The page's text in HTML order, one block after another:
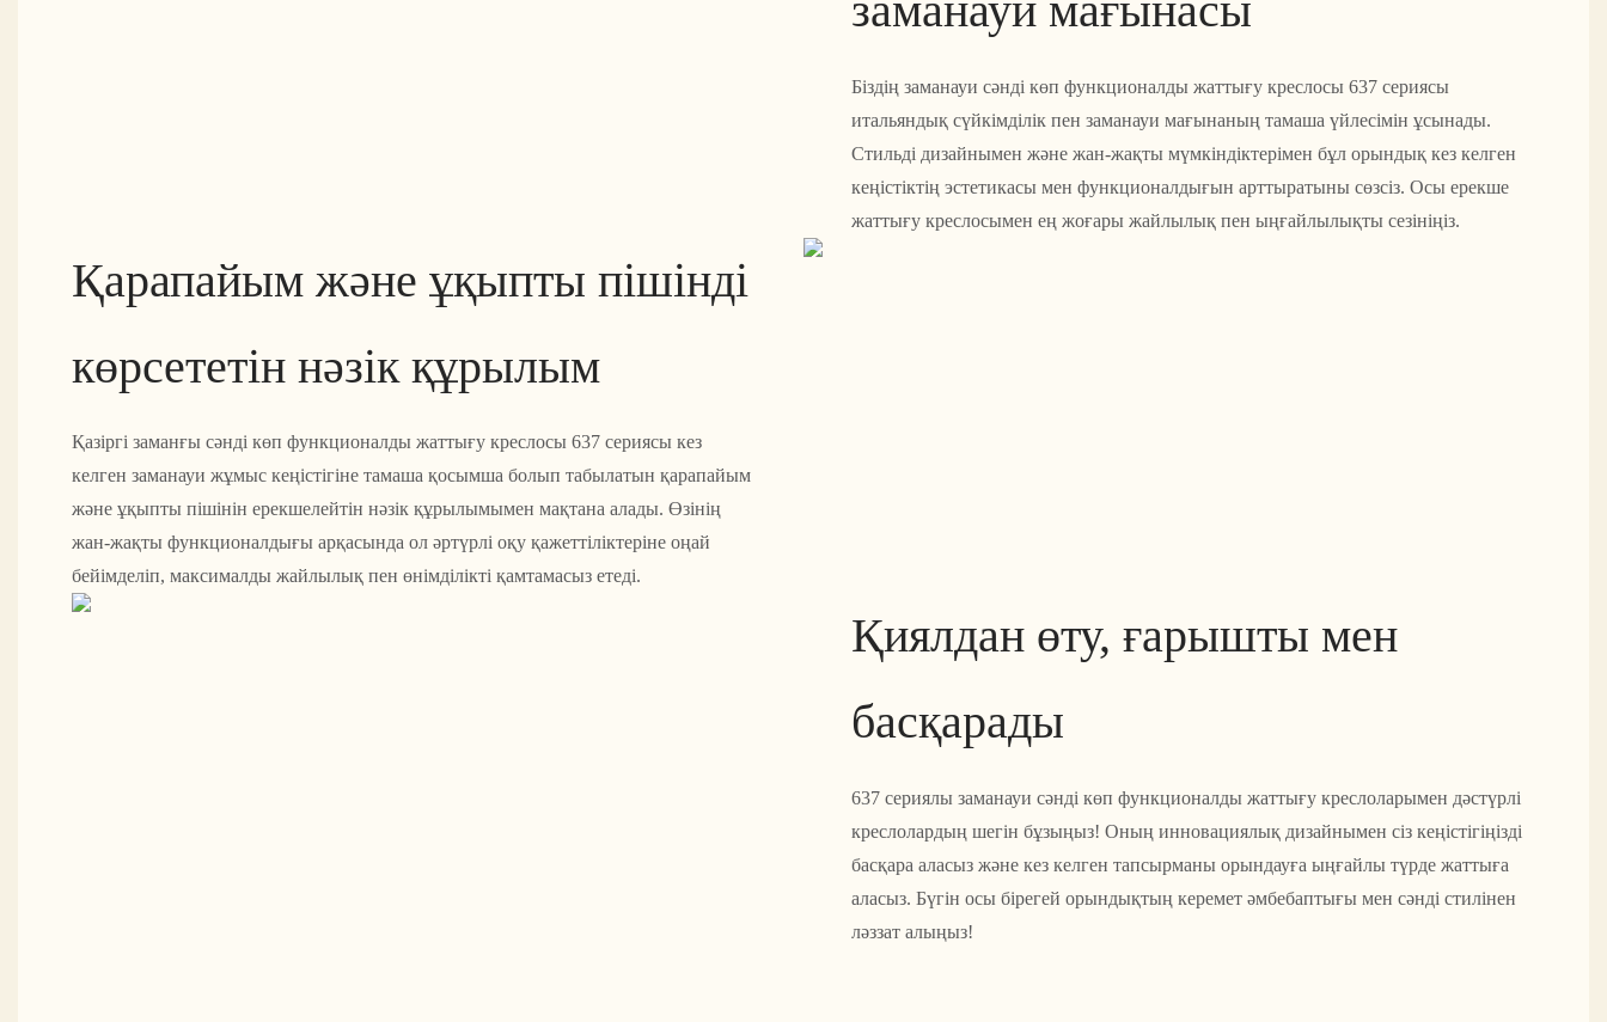
Біздің заманауи сәнді көп функционалды жаттығу креслосы 637 сериясы
итальяндық сүйкімділік пен заманауи мағынаның тамаша үйлесімін ұсынады.
Стильді дизайнымен және жан-жақты мүмкіндіктерімен бұл орындық кез келген
кеңістіктің эстетикасы мен функционалдығын арттыратыны сөзсіз. Осы ерекше
жаттығу креслосымен ең жоғары жайлылық пен ыңғайлылықты сезініңіз.
Қарапайым және ұқыпты пішінді
көрсететін нәзік құрылым
Қазіргі заманғы сәнді көп функционалды жаттығу креслосы 637 сериясы кез
келген заманауи жұмыс кеңістігіне тамаша қосымша болып табылатын қарапайым
және ұқыпты пішінін ерекшелейтін нәзік құрылымымен мақтана алады. Өзінің
жан-жақты функционалдығы арқасында ол әртүрлі оқу қажеттіліктеріне оңай
бейімделіп, максималды жайлылық пен өнімділікті қамтамасыз етеді.
Қиялдан өту, ғарышты мен
басқарады
637 сериялы заманауи сәнді көп функционалды жаттығу креслоларымен дәстүрлі
креслолардың шегін бұзыңыз! Оның инновациялық дизайнымен сіз кеңістігіңізді
басқара аласыз және кез келген тапсырманы орындауға ыңғайлы түрде жаттыға
аласыз. Бүгін осы бірегей орындықтың керемет әмбебаптығы мен сәнді стилінен
ләззат алыңыз!